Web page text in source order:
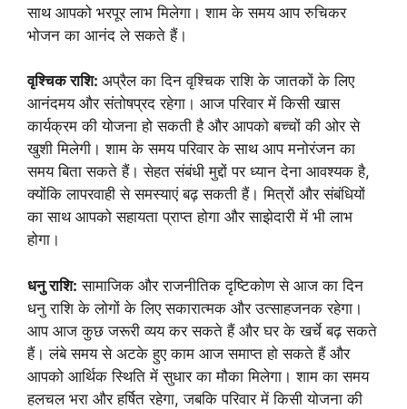
साथ आपको भरपूर लाभ मिलेगा। शाम के समय आप रुचिकर
भोजन का आनंद ले सकते हैं।
वृश्चिक राशि: अप्रैल का दिन वृश्चिक राशि के जातकों के लिए
आनंदमय और संतोषप्रद रहेगा। आज परिवार में किसी खास
कार्यक्रम की योजना हो सकती है और आपको बच्चों की ओर से
खुशी मिलेगी। शाम के समय परिवार के साथ आप मनोरंजन का
समय बिता सकते हैं। सेहत संबंधी मुद्दों पर ध्यान देना आवश्यक है,
क्योंकि लापरवाही से समस्याएं बढ़ सकती हैं। मित्रों और संबंधियों
का साथ आपको सहायता प्राप्त होगा और साझेदारी में भी लाभ
होगा।
धनु राशि: सामाजिक और राजनीतिक दृष्टिकोण से आज का दिन
धनु राशि के लोगों के लिए सकारात्मक और उत्साहजनक रहेगा।
आप आज कुछ जरूरी व्यय कर सकते हैं और घर के खर्चे बढ़ सकते
हैं। लंबे समय से अटके हुए काम आज समाप्त हो सकते हैं और
आपको आर्थिक स्थिति में सुधार का मौका मिलेगा। शाम का समय
हलचल भरा और हर्षित रहेगा, जबकि परिवार में किसी योजना की